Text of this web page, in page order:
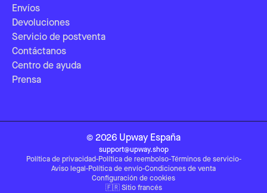
Envíos
Devoluciones
Servicio de postventa
Contáctanos
Centro de ayuda
Prensa
© 2026 Upway España
support@upway.shop
Política de privacidad-Política de reembolso-Términos de servicio-
Aviso legal -Política de envío-Condiciones de venta
Configuración de cookies
🇫🇷 Sitio francés